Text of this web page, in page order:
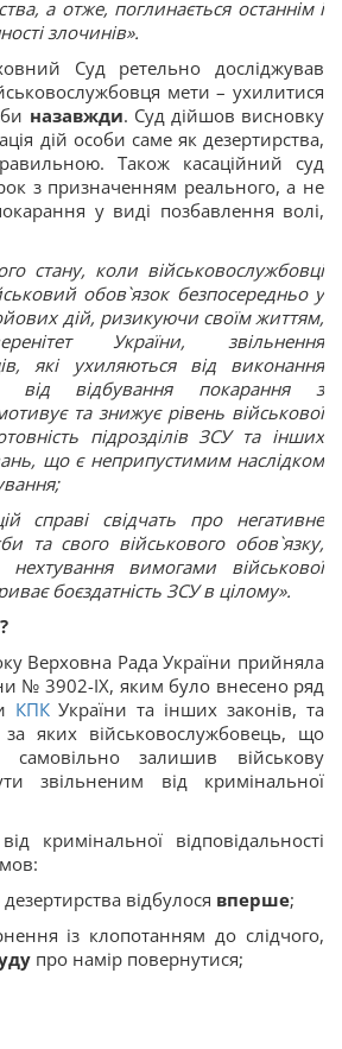
а отже, поглинається останнім і
злочинів».
Суд ретельно досліджував
мети – ухилитися
назавжди. Суд дійшов висновку
дій особи саме як дезертирства,
Також касаційний суд
з призначенням реального, а не
у виді позбавлення волі,
стану, коли військовослужбовці
обов`язок безпосередньо у
дій, ризикуючи своїм життям,
України, звільнення
які ухиляються від виконання
від відбування покарання з
та знижує рівень військової
підрозділів ЗСУ та інших
що є неприпустимим наслідком
справі свідчать про негативне
та свого військового обов`язку,
вимогами військової
боєздатність ЗСУ в цілому».
Верховна Рада України прийняла
№ 3902-IX, яким було внесено ряд
КПКУкраїни та інших законів, та
яких військовослужбовець, що
самовільно залишив військову
звільненим від кримінальної
кримінальної відповідальності
відбулося вперше;
із клопотанням до слідчого,
про намір повернутися;